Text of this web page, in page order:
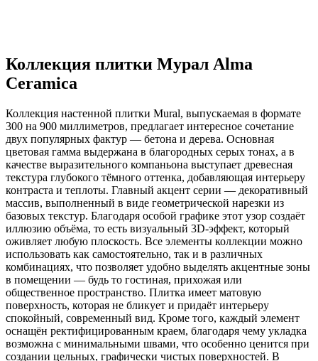
Коллекция плитки Мурал Аlma
Ceramica
Коллекция настенной плитки Mural, выпускаемая в формате
300 на 900 миллиметров, предлагает интересное сочетание
двух популярных фактур — бетона и дерева. Основная
цветовая гамма выдержана в благородных серых тонах, а в
качестве выразительного компаньона выступает древесная
текстура глубокого тёмного оттенка, добавляющая интерьеру
контраста и теплоты. Главный акцент серии — декоративный
массив, выполненный в виде геометрической нарезки из
базовых текстур. Благодаря особой графике этот узор создаёт
иллюзию объёма, то есть визуальный 3D-эффект, который
оживляет любую плоскость. Все элементы коллекции можно
использовать как самостоятельно, так и в различных
комбинациях, что позволяет удобно выделять акцентные зоны
в помещении — будь то гостиная, прихожая или
общественное пространство. Плитка имеет матовую
поверхность, которая не бликует и придаёт интерьеру
спокойный, современный вид. Кроме того, каждый элемент
оснащён ректифицированным краем, благодаря чему укладка
возможна с минимальными швами, что особенно ценится при
создании цельных, графически чистых поверхностей. В